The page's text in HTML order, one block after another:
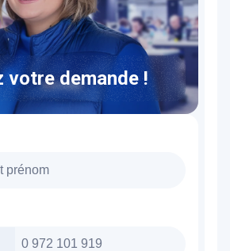
votre demande !